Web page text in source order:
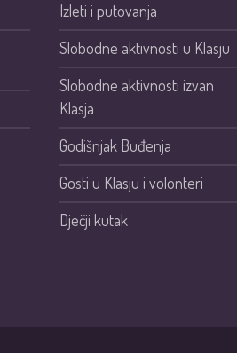
Izleti i putovanja
Slobodne aktivnosti u Klasju
Slobodne aktivnosti izvan
Klasja
Godišnjak Buđenja
Gosti u Klasju i volonteri
Dječji kutak